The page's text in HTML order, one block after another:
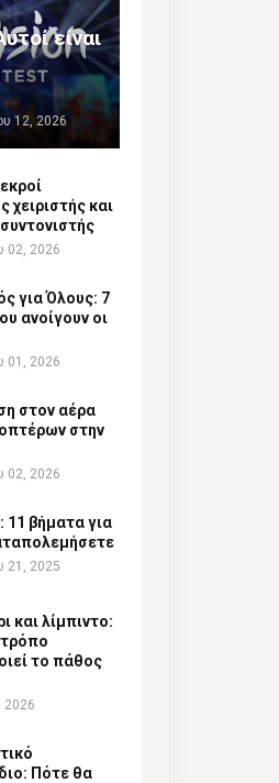
είναι
12, 2026
χειριστής και
02, 2026
για Όλους: 7
ανοίγουν οι
01, 2026
στον αέρα
στην
02, 2026
11 βήματα για
21, 2025
και λίμπιντο:
το πάθος
2026
Πότε θα